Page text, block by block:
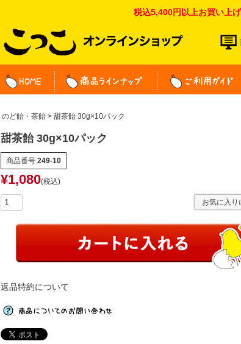
税込5,400円以上お買い上
HOME 商品ラインナップ
のど飴・茶飴 甜茶飴 30g×10パック
甜茶飴 30g×10パック
商品番号 249-10
¥1,080 税込
お気に入り
返品特約について